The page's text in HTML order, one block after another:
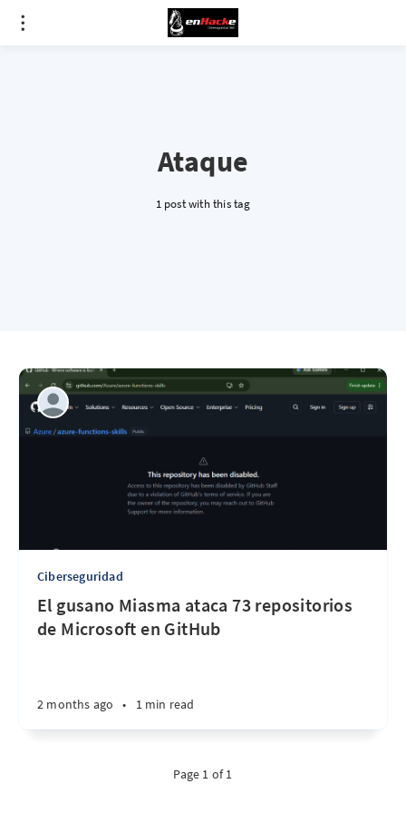
Ataque
1 post with this tag
Ciberseguridad
El gusano Miasma ataca 73 repositorios
de Microsoft en GitHub
2 months ago • 1 min read
Page 1 of 1